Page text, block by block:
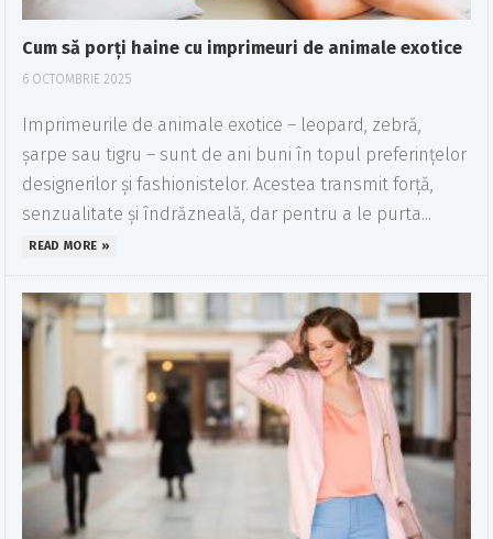
Cum să porți haine cu imprimeuri de animale exotice
6 OCTOMBRIE 2025
Imprimeurile de animale exotice – leopard, zebră,
șarpe sau tigru – sunt de ani buni în topul preferințelor
designerilor și fashionistelor. Acestea transmit forță,
senzualitate și îndrăzneală, dar pentru a le purta...
READ MORE »